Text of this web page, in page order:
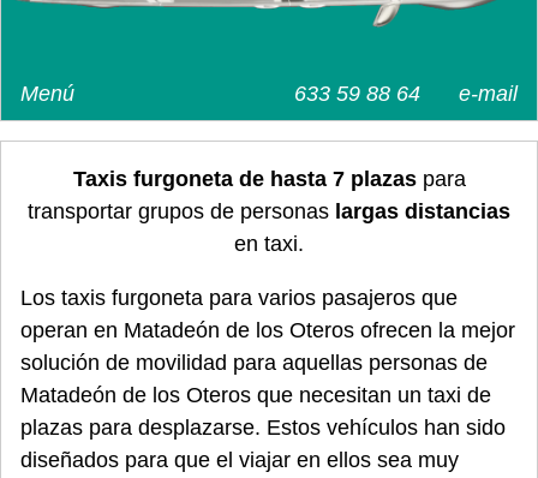
e-mail
633 59 88 64
Menú
Taxis furgoneta de hasta 7 plazaspara
transportar grupos de personas largas distancias
en taxi.
Los taxis furgoneta para varios pasajeros que
operan en Matadeón de los Oteros ofrecen la mejor
solución de movilidad para aquellas personas de
Matadeón de los Oteros que necesitan un taxi de
plazas para desplazarse. Estos vehículos han sido
diseñados para que el viajar en ellos sea muy